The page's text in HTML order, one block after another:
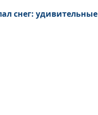
снег: удивительные